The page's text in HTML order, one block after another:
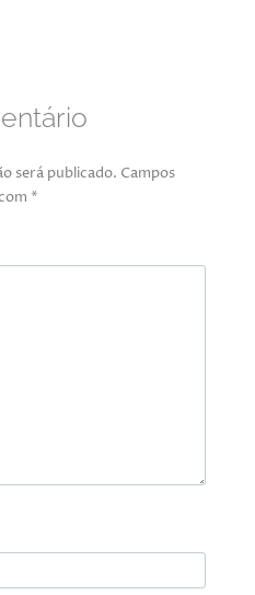
será publicado. Campos
*